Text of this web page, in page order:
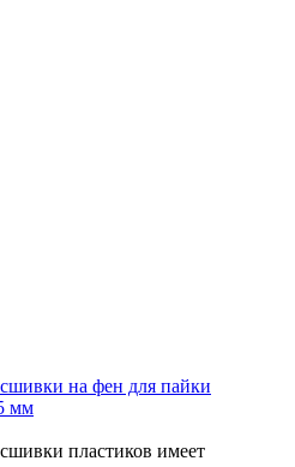
на фен для пайки
мм
пластиков имеет